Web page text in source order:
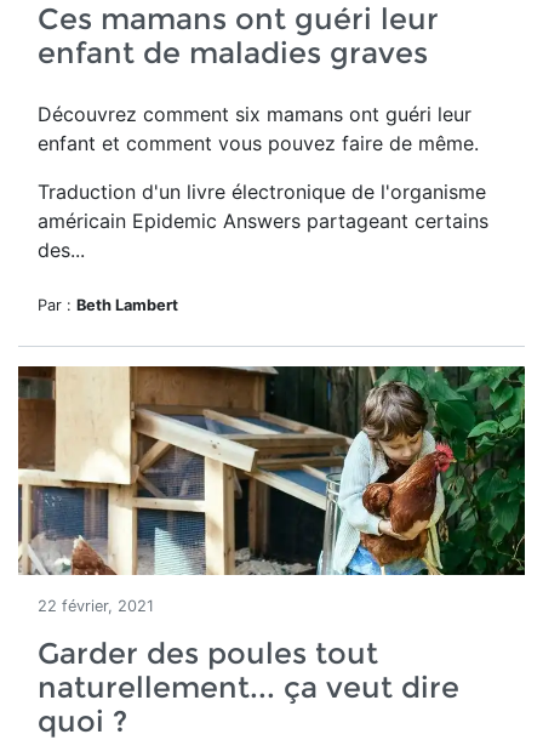
Ces mamans ont guéri leur
enfant de maladies graves
Découvrez comment six mamans ont guéri leur
enfant et comment vous pouvez faire de même.
Traduction d'un livre électronique de l'organisme
américain Epidemic Answers partageant certains
des...
Par : Beth Lambert
22 février, 2021
Garder des poules tout
naturellement... ça veut dire
quoi ?